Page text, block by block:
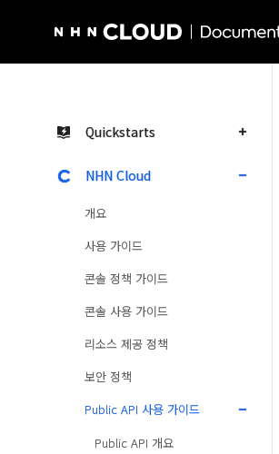
Quickstarts
NHN Cloud
개요
사용 가이드
콘솔 정책 가이드
콘솔 사용 가이드
리소스 제공 정책
보안 정책
Public API 사용 가이드
Public API 개요